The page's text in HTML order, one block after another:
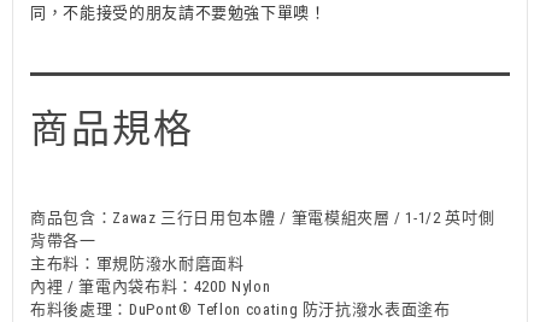
同，不能接受的朋友請不要勉強下單噢！
商品規格
商品包含：Zawaz 三行日用包本體 / 筆電模組夾層 / 1-1/2 英吋側
背帶各一
主布料：軍規防潑水耐磨面料
內裡 / 筆電內袋布料：420D Nylon
布料後處理：DuPont® Teflon coating 防汙抗潑水表面塗布